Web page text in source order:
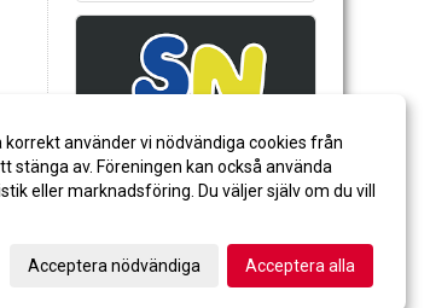
använder vi nödvändiga cookies från
stänga av. Föreningen kan också använda
eller marknadsföring. Du väljer själv om du vill
Acceptera nödvändiga Acceptera alla